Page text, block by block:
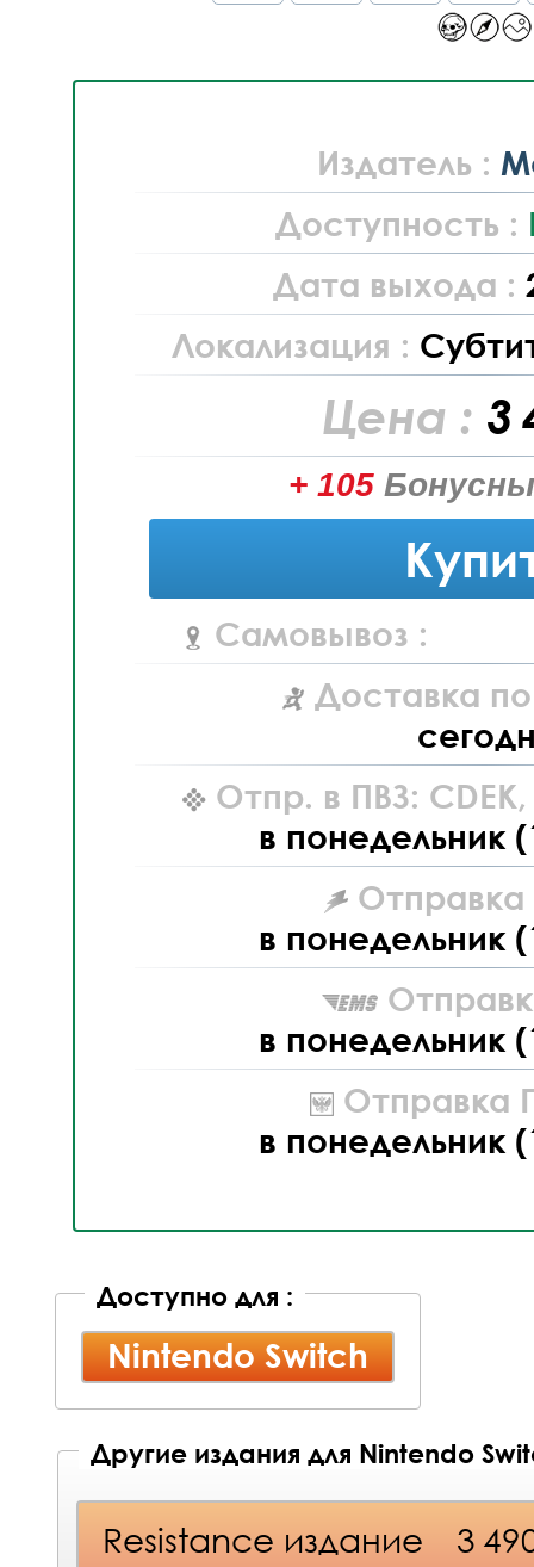
Издатель :
Доступность :
Дата выхода :
Локализация :
Цена : 3
+ 105
Самовывоз :
Доставка
Отпр. в ПВЗ: CDEK,
в понедельник
Отправка
в понедельник
в понедельник
Отправка
в понедельник
Доступно для :
Nintendo Switch
Другие издания для Nintendo
Resistance издание 3